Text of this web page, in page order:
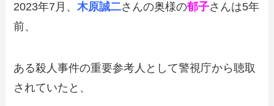
2023年7月、木原誠二さんの奥様の郁子さんは5年
前、
ある殺人事件の重要参考人として警視庁から聴取
されていたと、